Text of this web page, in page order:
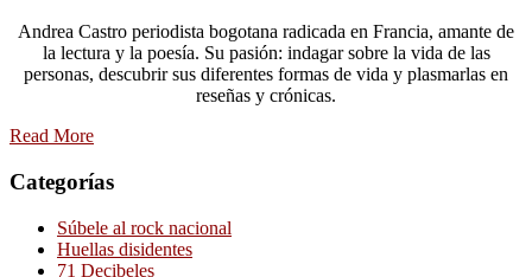
Andrea Castro periodista bogotana radicada en Francia, amante de
la lectura y la poesía. Su pasión: indagar sobre la vida de las
personas, descubrir sus diferentes formas de vida y plasmarlas en
reseñas y crónicas.
Read More
Categorías
Súbele al rock nacional
Huellas disidentes
71 Decibeles